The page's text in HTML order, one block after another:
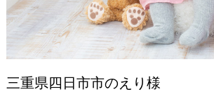
三重県四日市市のえり様